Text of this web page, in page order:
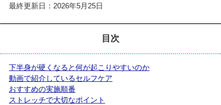
最終更新日：2026年5月25日
目次
下半身が硬くなると何が起こりやすいのか
動画で紹介しているセルフケア
おすすめの実施順番
ストレッチで大切なポイント